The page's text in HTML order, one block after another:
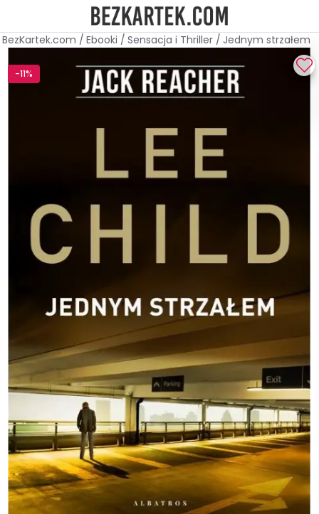
BezKartek.com / Ebooki / Sensacja i Thriller / Jednym strzałem
-11%